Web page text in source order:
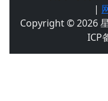
|
Copyright © 2026
ICP